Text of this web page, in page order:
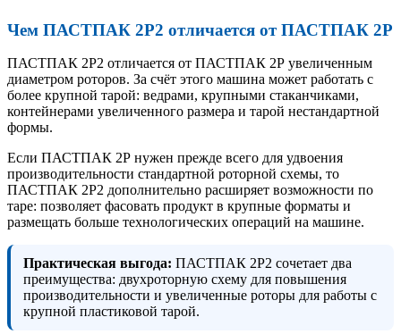
Чем ПАСТПАК 2Р2 отличается от ПАСТПАК 2Р
ПАСТПАК 2Р2 отличается от ПАСТПАК 2Р увеличенным
диаметром роторов. За счёт этого машина может работать с
более крупной тарой: ведрами, крупными стаканчиками,
контейнерами увеличенного размера и тарой нестандартной
формы.
Если ПАСТПАК 2Р нужен прежде всего для удвоения
производительности стандартной роторной схемы, то
ПАСТПАК 2Р2 дополнительно расширяет возможности по
таре: позволяет фасовать продукт в крупные форматы и
размещать больше технологических операций на машине.
Практическая выгода: ПАСТПАК 2Р2 сочетает два
преимущества: двухроторную схему для повышения
производительности и увеличенные роторы для работы с
крупной пластиковой тарой.